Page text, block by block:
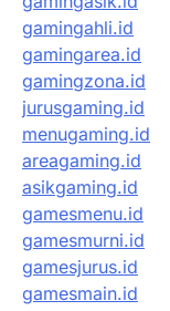
gamingahli.id
gamingarea.id
gamingzona.id
jurusgaming.id
menugaming.id
areagaming.id
asikgaming.id
gamesmenu.id
gamesmurni.id
gamesjurus.id
gamesmain.id